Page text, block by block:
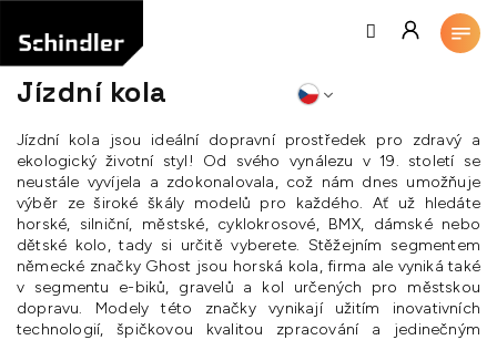
obsah
Jízdní kola
Jízdní kola jsou ideální dopravní prostředek pro zdravý a
ekologický životní styl! Od svého vynálezu v 19. století se
neustále vyvíjela a zdokonalovala, což nám dnes umožňuje
výběr ze široké škály modelů pro každého. Ať už hledáte
horské, silniční, městské, cyklokrosové, BMX, dámské nebo
dětské kolo, tady si určitě vyberete. Stěžejním segmentem
německé značky Ghost jsou horská kola, firma ale vyniká také
v segmentu e-biků, gravelů a kol určených pro městskou
dopravu. Modely této značky vynikají užitím inovativních
technologií, špičkovou kvalitou zpracování a jedinečným